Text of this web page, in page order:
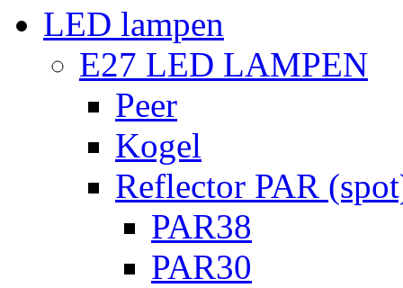
LED lampen
E27 LED LAMPEN
Peer
Kogel
Reflector PAR
PAR38
PAR30